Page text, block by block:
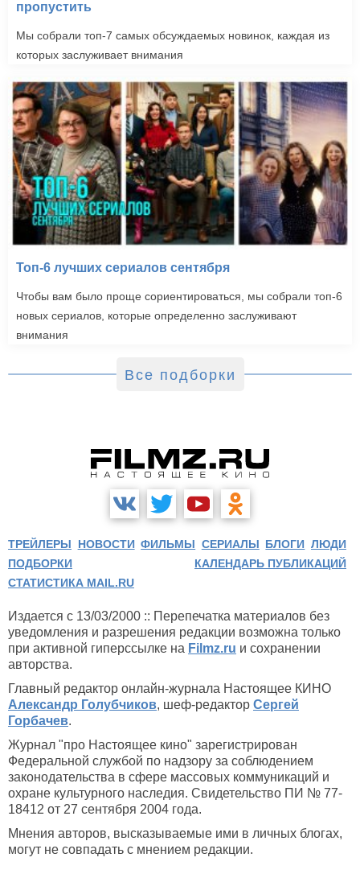
пропустить
Мы собрали топ-7 самых обсуждаемых новинок, каждая из
которых заслуживает внимания
Топ-6 лучших сериалов сентября
Чтобы вам было проще сориентироваться, мы собрали топ-6
новых сериалов, которые определенно заслуживают
внимания
Все подборки
ТРЕЙЛЕРЫ НОВОСТИ ФИЛЬМЫ СЕРИАЛЫ БЛОГИ ЛЮДИ
ПОДБОРКИ
КАЛЕНДАРЬ ПУБЛИКАЦИЙ
СТАТИСТИКА MAIL.RU
Издается с 13/03/2000 :: Перепечатка материалов без
уведомления и разрешения редакции возможна только
при активной гиперссылке на Filmz.ru и сохранении
авторства.
Главный редактор онлайн-журнала Настоящее КИНО
Александр Голубчиков, шеф-редактор Сергей
Горбачев.
Журнал "про Настоящее кино" зарегистрирован
Федеральной службой по надзору за соблюдением
законодательства в сфере массовых коммуникаций и
охране культурного наследия. Свидетельство ПИ № 77-
18412 от 27 сентября 2004 года.
Мнения авторов, высказываемые ими в личных блогах,
могут не совпадать с мнением редакции.